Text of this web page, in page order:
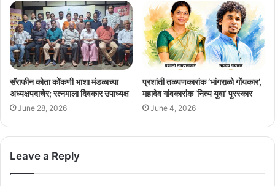
सॅराफीन कोता कोंकणी भाशा मंडळाच्या
अध्यक्षपदाचेर; रत्नमाला दिवकार उपाध्यक्ष
June 28, 2026
प्रशांती तळपणकारांक ‘भांगराळो गोंयकार’,
महादेव गांवकारांक ‘नित्य युवा’ पुरस्कार
June 4, 2026
Leave a Reply